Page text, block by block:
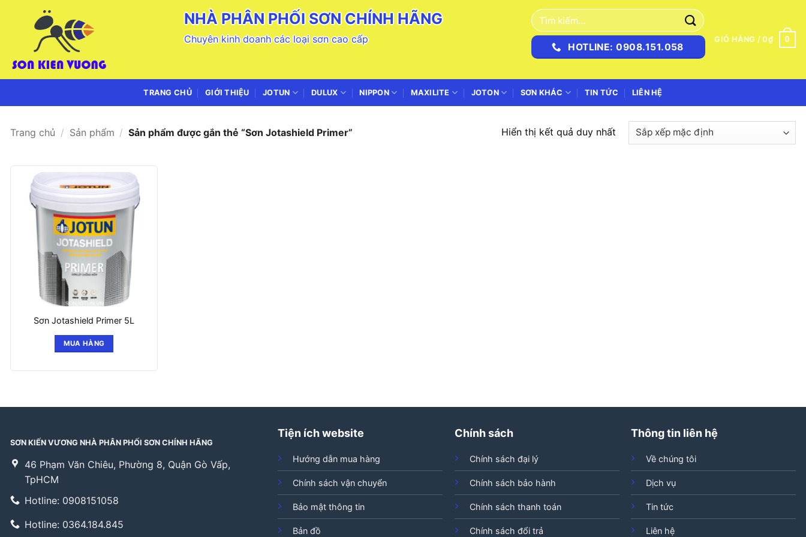
NHÀ PHÂN PHỐI SƠN CHÍNH HÃNG
Chuyên kinh doanh các loại sơn cao cấp
Tìm
kiếm:
HOTLINE: 0908.151.058
GIỎ HÀNG /0₫ 0
TRANG CHỦ GIỚI THIỆU JOTUN DULUX NIPPON MAXILITE JOTON SƠN KHÁC TIN TỨC LIÊN HỆ
Trang chủ / Sản phẩm / Sản phẩm được gắn thẻ “Sơn Jotashield Primer” Hiển thị kết quả duy nhất
Sơn Jotashield Primer 5L
MUA HÀNG
SƠN KIẾN VƯƠNG NHÀ PHÂN PHỐI SƠN CHÍNH HÃNG
46 Phạm Văn Chiêu, Phường 8, Quận Gò Vấp,
TpHCM
Hotline: 0908151058
Hotline: 0364.184.845
Tiện ích website
Hướng dẫn mua hàng
Chính sách vận chuyển
Bảo mật thông tin
Bản đồ
Chính sách
Chính sách đại lý
Chính sách bảo hành
Chính sách thanh toán
Chính sách đổi trả
Thông tin liên hệ
Về chúng tôi
Dịch vụ
Tin tức
Liên hệ